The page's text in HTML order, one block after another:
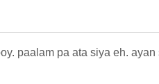
paalam pa ata siya eh.